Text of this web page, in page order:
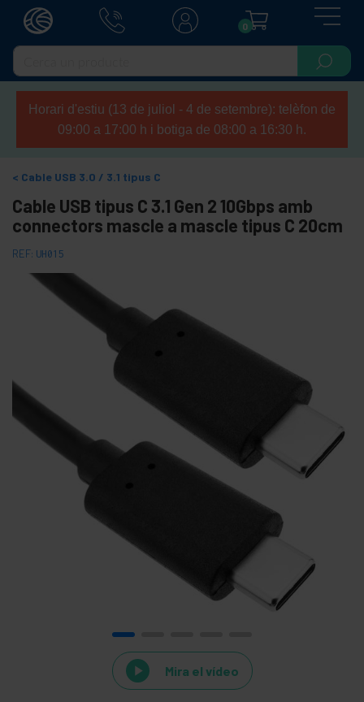
0
Horari d'estiu (13 de juliol - 4 de setembre): telèfon de
09:00 a 17:00 h i botiga de 08:00 a 16:30 h.
Cable USB 3.0 / 3.1 tipus C
Cable USB tipus C 3.1 Gen 2 10Gbps amb
connectors mascle a mascle tipus C 20cm
REF: UH015
Mira el vídeo